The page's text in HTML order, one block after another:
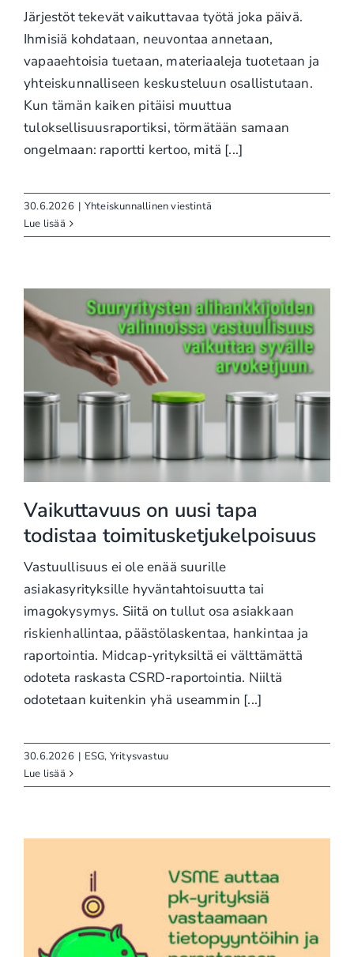
Järjestöt tekevät vaikuttavaa työtä joka päivä.
Ihmisiä kohdataan, neuvontaa annetaan,
vapaaehtoisia tuetaan, materiaaleja tuotetaan ja
yhteiskunnalliseen keskusteluun osallistutaan.
Kun tämän kaiken pitäisi muuttua
tuloksellisuusraportiksi, törmätään samaan
ongelmaan: raportti kertoo, mitä [...]
30.6.2026 | Yhteiskunnallinen viestintä
Lue lisää
Vaikuttavuus on uusi tapa
todistaa toimitusketjukelpoisuus
Vastuullisuus ei ole enää suurille
asiakasyrityksille hyväntahtoisuutta tai
imagokysymys. Siitä on tullut osa asiakkaan
riskienhallintaa, päästölaskentaa, hankintaa ja
raportointia. Midcap-yrityksiltä ei välttämättä
odoteta raskasta CSRD-raportointia. Niiltä
odotetaan kuitenkin yhä useammin [...]
30.6.2026 | ESG, Yritysvastuu
Lue lisää